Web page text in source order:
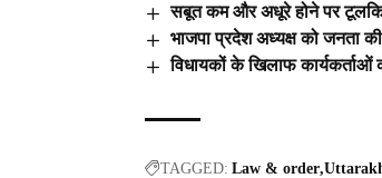
सबूत कम और अधूरे होने पर
भाजपा प्रदेश अध्यक्ष को जनता
विधायकों के खिलाफ कार्यकर्ताओं
TAGGED: Law & order